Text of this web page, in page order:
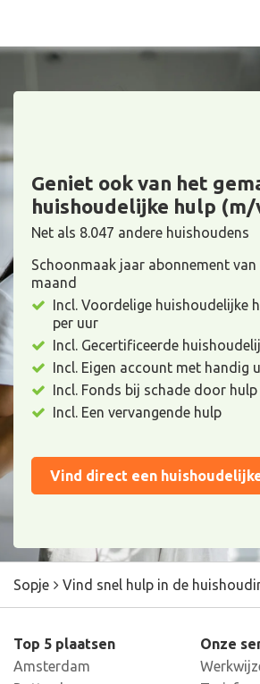
Geniet ook van het
huishoudelijke hulp (m/
Net als 8.047 andere huishoudens
Schoonmaak jaar abonnement van
maand
Incl. Voordelige huishoudelijke
per uur
Incl. Gecertificeerde
Incl. Eigen account met handig
Incl. Fonds bij schade door hulp
Incl. Een vervangende hulp
Vind direct een
Sopje Vind snel hulp in de
Top 5 plaatsen
Amsterdam
Onze